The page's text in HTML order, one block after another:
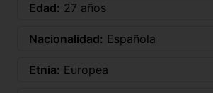
Edad: 27 años
Nacionalidad: Española
Etnia: Europea